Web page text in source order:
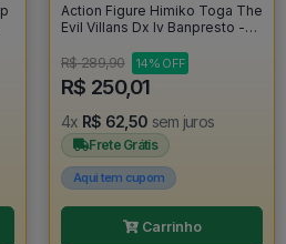
Action Figure Himiko Toga The
Evil Villans Dx Iv Banpresto -
R$ 289,90
14% OFF
R$ 250,01
4x R$ 62,50 sem juros
Frete Grátis
Aqui tem cupom
Carrinho